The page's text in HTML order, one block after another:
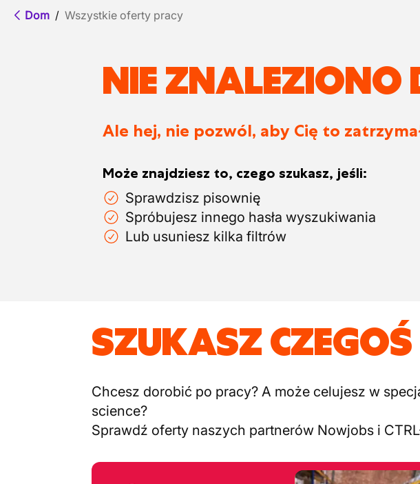
Dom / Wszystkie oferty pracy
NIE
Ale hej, nie pozwól, aby Cię to
Może znajdziesz to, czego szukasz, jeśli:
Sprawdzisz pisownię
Spróbujesz innego hasła wyszukiwania
Lub usuniesz kilka filtrów
SZUKASZ
Chcesz dorobić po pracy? A może celujesz w
science?
Sprawdź oferty naszych partnerów Nowjobs i